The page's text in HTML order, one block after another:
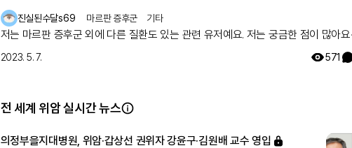
진실된수달s69 마르판 증후군 기타
저는 마르판 증후군 외에 다른 질환도 있는 관련 유저예요. 저는 궁금한 점이 많아
2023. 5. 7. 571
전 세계 위암 실시간 뉴스
의정부을지대병원, 위암·갑상선 권위자 강윤구·김원배 교수 영입